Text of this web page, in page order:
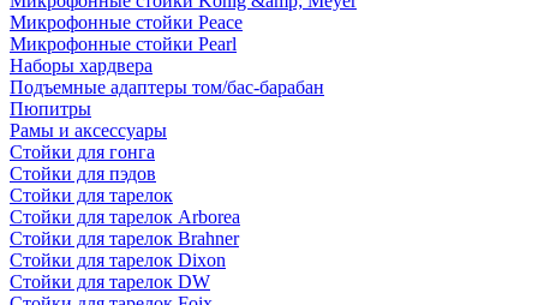
Микрофонные стойки Peace
Микрофонные стойки Pearl
Наборы хардвера
Подъемные адаптеры том/бас-барабан
Пюпитры
Рамы и аксессуары
Стойки для гонга
Стойки для пэдов
Стойки для тарелок
Стойки для тарелок Arborea
Стойки для тарелок Brahner
Стойки для тарелок Dixon
Стойки для тарелок DW